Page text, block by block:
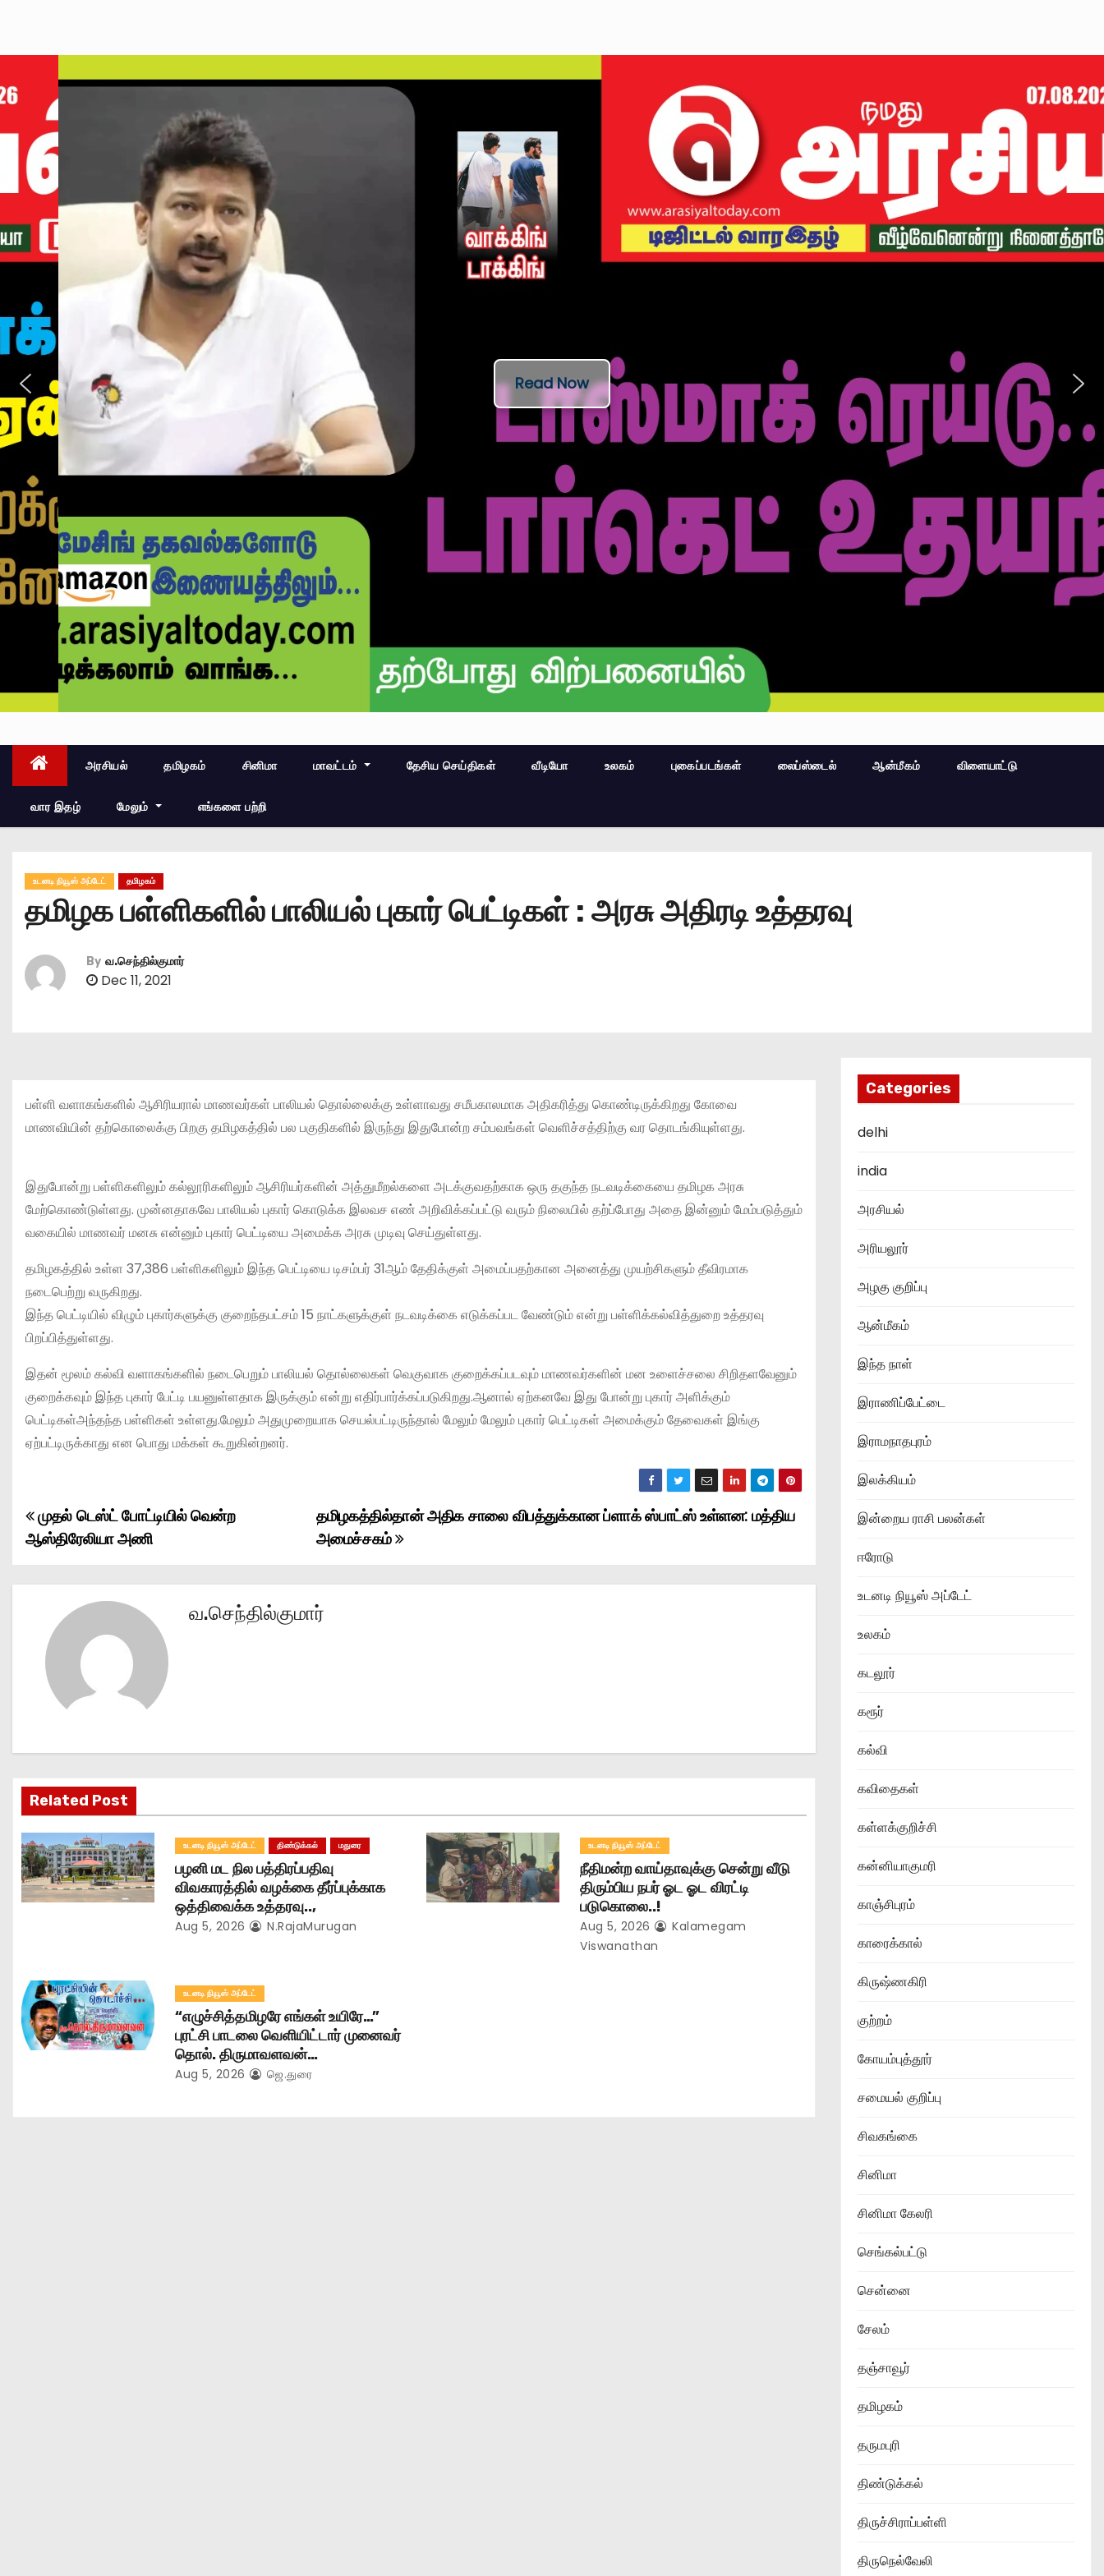
Read Now
அரசியல் தமிழகம் சினிமா மாவட்டம் தேசிய செய்திகள் வீடியோ உலகம் புகைப்படங்கள் லைப்ஸ்டைல் ஆன்மீகம் விளையாட்டு
வார இதழ் மேலும் எங்களை பற்றி
உடனடி நியூஸ் அப்டேட் தமிழகம்
தமிழக பள்ளிகளில் பாலியல் புகார் பெட்டிகள் : அரசு அதிரடி உத்தரவு
By வ.செந்தில்குமார்
Dec 11, 2021
பள்ளி வளாகங்களில் ஆசிரியரால் மாணவர்கள் பாலியல் தொல்லைக்கு உள்ளாவது சமீபகாலமாக அதிகரித்து கொண்டிருக்கிறது கோவை
மாணவியின் தற்கொலைக்கு பிறகு தமிழகத்தில் பல பகுதிகளில் இருந்து இதுபோன்ற சம்பவங்கள் வெளிச்சத்திற்கு வர தொடங்கியுள்ளது.
இதுபோன்று பள்ளிகளிலும் கல்லூரிகளிலும் ஆசிரியர்களின் அத்துமீறல்களை அடக்குவதற்காக ஒரு தகுந்த நடவடிக்கையை தமிழக அரசு
மேற்கொண்டுள்ளது. முன்னதாகவே பாலியல் புகார் கொடுக்க இலவச எண் அறிவிக்கப்பட்டு வரும் நிலையில் தற்ப்போது அதை இன்னும் மேம்படுத்தும்
வகையில் மாணவர் மனசு என்னும் புகார் பெட்டியை அமைக்க அரசு முடிவு செய்துள்ளது.
தமிழகத்தில் உள்ள 37,386 பள்ளிகளிலும் இந்த பெட்டியை டிசம்பர் 31ஆம் தேதிக்குள் அமைப்பதற்கான அனைத்து முயற்சிகளும் தீவிரமாக
நடைபெற்று வருகிறது.
இந்த பெட்டியில் விழும் புகார்களுக்கு குறைந்தபட்சம் 15 நாட்களுக்குள் நடவடிக்கை எடுக்கப்பட வேண்டும் என்று பள்ளிக்கல்வித்துறை உத்தரவு
பிறப்பித்துள்ளது.
இதன் மூலம் கல்வி வளாகங்களில் நடைபெறும் பாலியல் தொல்லைகள் வெகுவாக குறைக்கப்படவும் மாணவர்களின் மன உளைச்சலை சிறிதளவேனும்
குறைக்கவும் இந்த புகார் பேட்டி பயனுள்ளதாக இருக்கும் என்று எதிர்பார்க்கப்படுகிறது.ஆனால் ஏற்கனவே இது போன்று புகார் அளிக்கும்
பெட்டிகள்அந்தந்த பள்ளிகள் உள்ளது.மேலும் அதுமுறையாக செயல்பட்டிருந்தால் மேலும் மேலும் புகார் பெட்டிகள் அமைக்கும் தேவைகள் இங்கு
ஏற்பட்டிருக்காது என பொது மக்கள் கூறுகின்றனர்.
P
o
s
i
g
a
t
i
தமிழகத்தில்தான் அதிக சாலை விபத்துக்கான ப்ளாக் ஸ்பாட்ஸ் உள்ளன: மத்திய
அமைச்சகம்
முதல் டெஸ்ட் போட்டியில் வென்ற
ஆஸ்திரேலியா அணி
வ.செந்தில்குமார்
Related Post
உடனடி நியூஸ் அப்டேட் திண்டுக்கல் மதுரை
பழனி மட நில பத்திரப்பதிவு
விவகாரத்தில் வழக்கை தீர்ப்புக்காக
ஒத்திவைக்க உத்தரவு..,
Aug 5, 2026 N.RajaMurugan
உடனடி நியூஸ் அப்டேட்
நீதிமன்ற வாய்தாவுக்கு சென்று வீடு
திரும்பிய நபர் ஓட ஓட விரட்டி
படுகொலை..!
Aug 5, 2026
Kalamegam
Viswanathan
உடனடி நியூஸ் அப்டேட்
“எழுச்சித்தமிழரே எங்கள் உயிரே…”
புரட்சி பாடலை வெளியிட்டார் முனைவர்
தொல். திருமாவளவன்…
Aug 5, 2026 ஜெ.துரை
Categories
delhi
india
அரசியல்
அரியலூர்
அழகு குறிப்பு
ஆன்மீகம்
இந்த நாள்
இராணிப்பேட்டை
இராமநாதபுரம்
இலக்கியம்
இன்றைய ராசி பலன்கள்
ஈரோடு
உடனடி நியூஸ் அப்டேட்
உலகம்
கடலூர்
கரூர்
கல்வி
கவிதைகள்
கள்ளக்குறிச்சி
கன்னியாகுமரி
காஞ்சிபுரம்
காரைக்கால்
கிருஷ்ணகிரி
குற்றம்
கோயம்புத்தூர்
சமையல் குறிப்பு
சிவகங்கை
சினிமா
சினிமா கேலரி
செங்கல்பட்டு
சென்னை
சேலம்
தஞ்சாவூர்
தமிழகம்
தருமபுரி
திண்டுக்கல்
திருச்சிராப்பள்ளி
திருநெல்வேலி